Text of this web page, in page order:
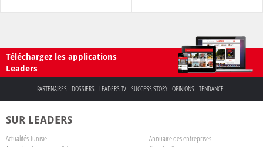
Téléchargez les applications
Leaders
PARTENAIRES DOSSIERS LEADERS TV SUCCESS STORY OPINIONS TENDANCE
SUR LEADERS
Actualités Tunisie
Annuaire des entreprises